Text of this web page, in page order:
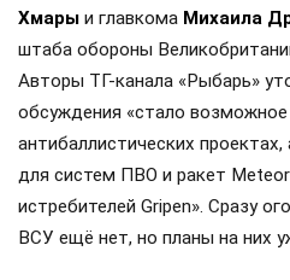
Хмары и главкома Михаила
штаба обороны
Авторы ТГ-канала «Рыбарь»
обсуждения «стало возможное
антибаллистических
для систем ПВО и ракет
истребителей Gripen». Сразу
ВСУ ещё нет, но планы на них